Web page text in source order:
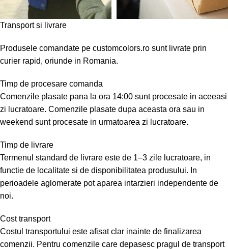
Transport si livrare
Produsele comandate pe customcolors.ro sunt livrate prin
curier rapid, oriunde in Romania.
Timp de procesare comanda
Comenzile plasate pana la ora 14:00 sunt procesate in aceeasi
zi lucratoare. Comenzile plasate dupa aceasta ora sau in
weekend sunt procesate in urmatoarea zi lucratoare.
Timp de livrare
Termenul standard de livrare este de 1–3 zile lucratoare, in
functie de localitate si de disponibilitatea produsului. In
perioadele aglomerate pot aparea intarzieri independente de
noi.
Cost transport
Costul transportului este afisat clar inainte de finalizarea
comenzii. Pentru comenzile care depasesc pragul de transport